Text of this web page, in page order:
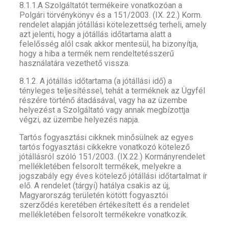
8.1.1.A Szolgáltatót termékeire vonatkozóan a
Polgári törvénykönyv és a 151/2003. (IX. 22.) Korm.
rendelet alapján jótállási kötelezettség terheli, amely
azt jelenti, hogy a jótállás időtartama alatt a
felelősség alól csak akkor mentesül, ha bizonyítja,
hogy a hiba a termék nem rendeltetésszerű
használatára vezethető vissza.
8.1.2. A jótállás időtartama (a jótállási idő) a
tényleges teljesítéssel, tehát a terméknek az Ügyfél
részére történő átadásával, vagy ha az üzembe
helyezést a Szolgáltató vagy annak megbízottja
végzi, az üzembe helyezés napja.
Tartós fogyasztási cikknek minősülnek az egyes
tartós fogyasztási cikkekre vonatkozó kötelező
jótállásról szóló 151/2003. (IX.22.) Kormányrendelet
mellékletében felsorolt termékek, melyekre a
jogszabály egy éves kötelező jótállási időtartalmat ír
elő. A rendelet (tárgyi) hatálya csakis az új,
Magyarország területén kötött fogyasztói
szerződés keretében értékesített és a rendelet
mellékletében felsorolt termékekre vonatkozik.